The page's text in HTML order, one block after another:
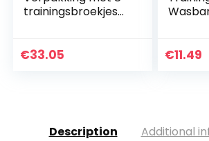
trainingsbroekjes
trainingskleding,
€33.05
voor
€11.49
Description Additional